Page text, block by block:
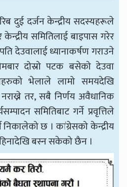
दुई दर्जन केन्द्रीय सदस्यहरूले
समितिलाई बाइपास गरेर
देउवालाई ध्यानाकर्षण गराउने
दोस्रो पटक बसेको देउवा
भेलाले लामो समयदेखि
तर, सबै निर्णय अवैधानिक
समितिबाट गर्ने प्रवृत्तिले
निकालेको छ । कांग्रेसको केन्द्रीय
बस्न सकेको छैन ।